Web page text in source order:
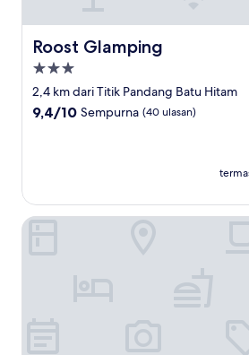
Roost Glamping
Roost Glamping
Properti
bintang
3.0
2,4 km dari Titik Pandang Batu Hitam
9.4
9,4/10 Sempurna (40 ulasan)
The Gallery Hotel Nai Harn